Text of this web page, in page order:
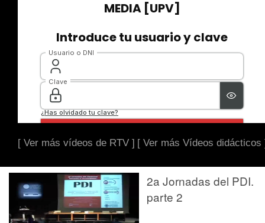
[ Ver más vídeos de RTV ] [ Ver más Vídeos didácticos
2a Jornadas del PDI.
parte 2